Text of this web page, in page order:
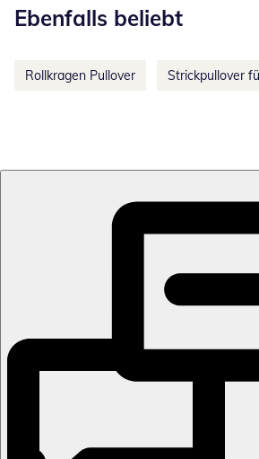
Ebenfalls beliebt
Rollkragen Pullover Strickpullover